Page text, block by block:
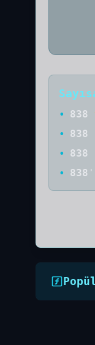
• 838
•
838
•
838
•
838